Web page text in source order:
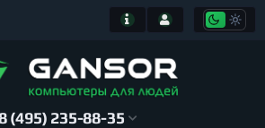
(495) 235-88-35